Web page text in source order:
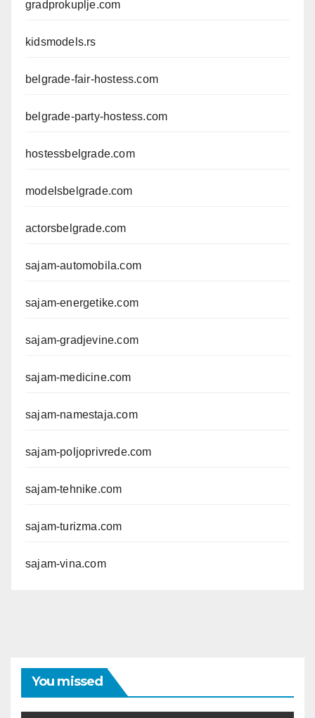
gradprokuplje.com
kidsmodels.rs
belgrade-fair-hostess.com
belgrade-party-hostess.com
hostessbelgrade.com
modelsbelgrade.com
actorsbelgrade.com
sajam-automobila.com
sajam-energetike.com
sajam-gradjevine.com
sajam-medicine.com
sajam-namestaja.com
sajam-poljoprivrede.com
sajam-tehnike.com
sajam-turizma.com
sajam-vina.com
You missed